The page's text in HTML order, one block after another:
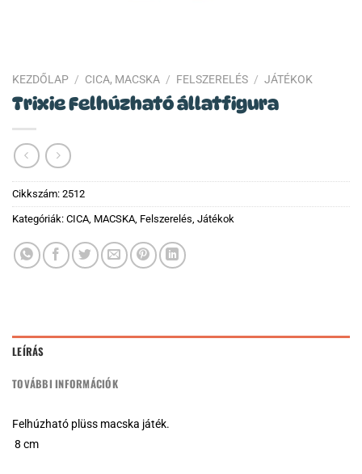
KEZDŐLAP / CICA, MACSKA / FELSZERELÉS / JÁTÉKOK
Trixie Felhúzható állatfigura
Cikkszám: 2512
Kategóriák: CICA, MACSKA, Felszerelés, Játékok
LEÍRÁS
TOVÁBBI INFORMÁCIÓK
Felhúzható plüss macska játék.
8 cm